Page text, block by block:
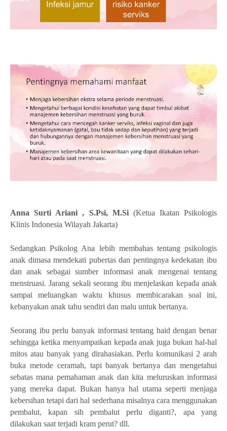
Anna Surti Ariani , S.Psi, M.Si(Ketua Ikatan Psikologis
Klinis Indonesia Wilayah Jakarta)
Sedangkan Psikolog Ana lebih membahas tentang psikologis
anak dimasa mendekati pubertas dan pentingnya kedekatan ibu
dan anak sebagai sumber informasi anak mengenai tentang
menstruasi. Jarang sekali seorang ibu menjelaskan kepada anak
sampai meluangkan waktu khusus membicarakan soal ini,
kebanyakan anak tahu sendiri dan malu untuk bertanya.
Seorang ibu perlu banyak informasi tentang haid dengan benar
sehingga ketika menyampaikan kepada anak juga bukan hal-hal
mitos atau banyak yang dirahasiakan. Perlu komunikasi 2 arah
buka metode ceramah, tapi banyak bertanya dan mengetahui
sebatas mana pemahaman anak dan kita meluruskan informasi
yang mereka dapat. Bukan hanya hal utama seperti menjaga
kebersihan tetapi dari hal sederhana misalnya cara menggunakan
pembalut, kapan sih pembalut perlu diganti?, apa yang
dilakukan saat terjadi kram perut? dll.